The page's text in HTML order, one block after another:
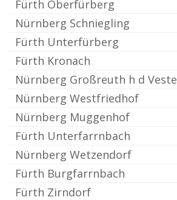
Fürth Oberfürberg
Nürnberg Schniegling
Fürth Unterfürberg
Fürth Kronach
Nürnberg Großreuth h d Veste
Nürnberg Westfriedhof
Nürnberg Muggenhof
Fürth Unterfarrnbach
Nürnberg Wetzendorf
Fürth Burgfarrnbach
Fürth Zirndorf